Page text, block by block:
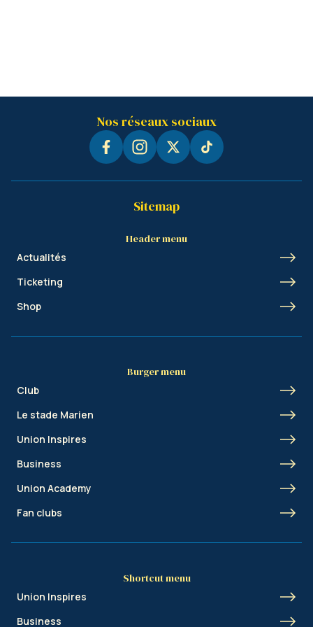
Nos réseaux sociaux
Sitemap
Header menu
Actualités
Ticketing
Shop
Burger menu
Club
Le stade Marien
Union Inspires
Business
Union Academy
Fan clubs
Shortcut menu
Union Inspires
Business